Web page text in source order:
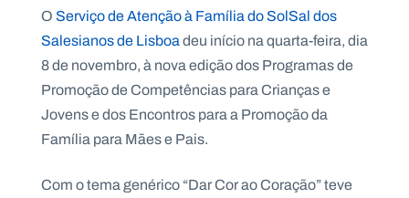
OServiço de Atenção à Família do SolSal dos
Salesianos de Lisboadeu início na quarta-feira, dia
8 de novembro, à nova edição dos Programas de
Promoção de Competências para Crianças e
Jovens e dos Encontros para a Promoção da
Família para Mães e Pais.
Com o tema genérico “Dar Cor ao Coração” teve
Recursos
Notícias
R